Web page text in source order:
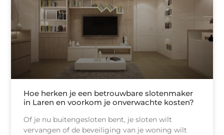
Hoe herken je een betrouwbare slotenmaker
in Laren en voorkom je onverwachte kosten?
Of je nu buitengesloten bent, je sloten wilt
vervangen of de beveiliging van je woning wilt